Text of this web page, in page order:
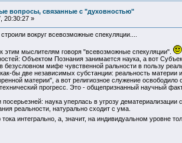
вопросы, связанные с "духовностью"
20:30:27 »
вокруг всевозможные спекуляции....
мыслителям говоря "всевозможные спекуляции".
Объектом Познания занимается наука, а вот
безусловном мифе чувственной ральности в пользу
бы две независимых субстанции: реальность
материи", а вот религиозное служение
прогресс. Это - общепризнанный научный
наука уперлась в угрозу
реальности, натурально сходит с ума.
интегрально, а, значит, на индивидуальном уровне